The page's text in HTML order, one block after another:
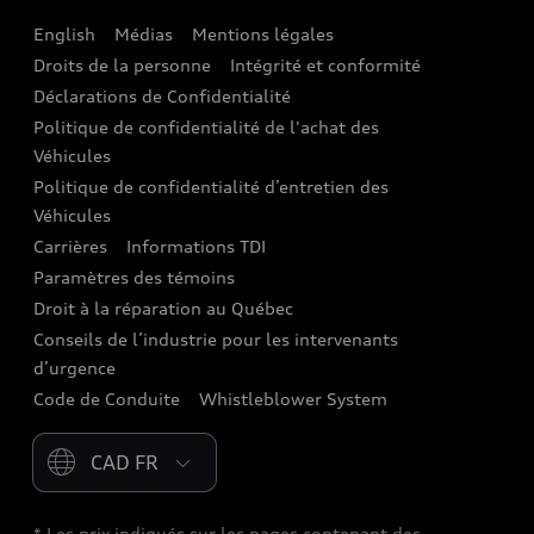
Audi connect
Assistance routière
Audi Care
Centres de carrosserie Audi
Garanties Audi et couverture
English Médias
Mentions légales
Droits de la personne
Intégrité et conformité
Déclarations de Confidentialité
Politique de confidentialité de l'achat des
Véhicules
Politique de confidentialité d’entretien des
Véhicules
Carrières
Informations TDI
Paramètres des témoins
Droit à la réparation au Québec
Conseils de l’industrie pour les intervenants
d’urgence
Code de Conduite
Whistleblower System
Please select country